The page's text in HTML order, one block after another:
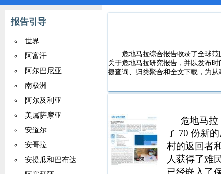
报告引导
世界
阿富汗
阿尔巴尼亚
南极洲
阿尔及利亚
美属萨摩亚
安道尔
安哥拉
安提瓜和巴布达
危地马拉综合报告收录了全球
关于危地马拉研究报告，并以发布
捷查询、归类聚合和全文下载，为
危地马拉
了 70 份新
村的返回者
人获得了难
已经嵌入了